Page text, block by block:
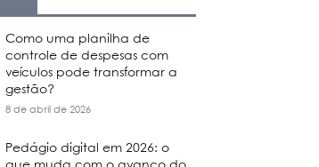
Como uma planilha de
controle de despesas com
veículos pode transformar a
gestão?
8 de abril de 2026
Pedágio digital em 2026: o